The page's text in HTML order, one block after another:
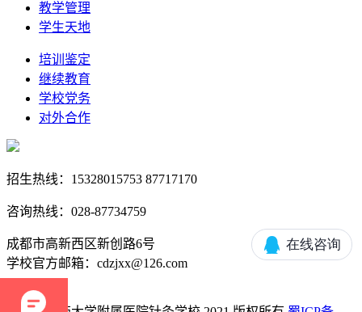
教学管理
学生天地
培训鉴定
继续教育
学校党务
对外合作
招生热线：15328015753 87717170
咨询热线：028-87734759
成都市高新西区新创路6号
学校官方邮箱：cdzjxx@126.com